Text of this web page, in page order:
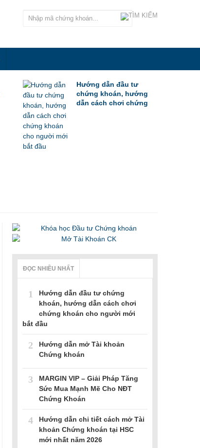
Hướng dẫn đầu tư
chứng khoán, hướng
dẫn cách chơi chứng
ĐỌC NHIỀU NHẤT
1
Hướng dẫn đầu tư chứng
khoán, hướng dẫn cách chơi
chứng khoán cho người mới
bắt đầu
2
Hướng dẫn mở Tài khoản
Chứng khoán
3
MARGIN VIP – Giải Pháp Tăng
Sức Mua Mạnh Mẽ Cho NĐT
Chứng Khoán
4
Hướng dẫn chi tiết cách mở Tài
khoản Chứng khoán tại HSC
mới nhất năm 2026